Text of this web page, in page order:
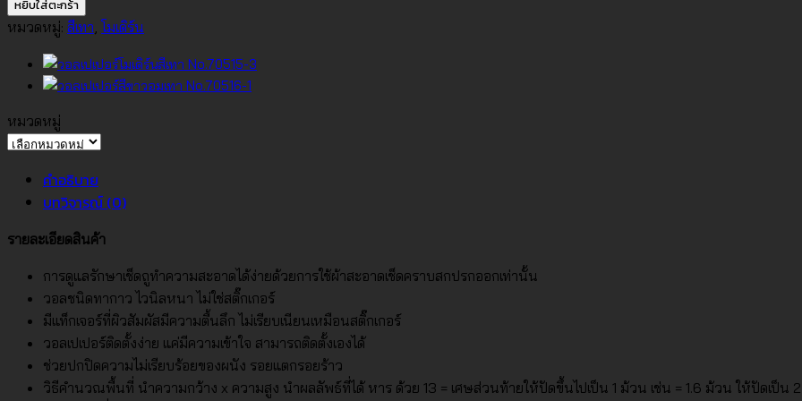
โม
สี
เทา
No.70523-
1
หยิบใส่ตะกร้า
หมวดหมู่: สีเทา โมเดิร์น
หมวดหมู่
หมวด
คำอธิบาย
บทวิจารณ์ (0)
รายละเอียดสินค้า
การดูแลรักษาเช็ดถูทำความสะอาดได้ง่ายด้วยการใช้ผ้าสะอาดเช็ดคราบสกปรกออกเท่านั้น
วอลชนิดทากาว ไวนิลหนา ไม่ใช่สติ๊กเกอร์
มีแท็กเจอร์ที่ผิวสัมผัสมีความตื้นลึก ไม่เรียบเนียนเหมือนสติ๊กเกอร์
วอลเปเปอร์ติดตั้งง่าย แค่มีความเข้าใจ สามารถติดตั้งเองได้
ช่วยปกปิดความไม่เรียบร้อยของผนัง รอยแตกรอยร้าว
วิธีคำนวณพื้นที่ นำความกว้าง x ความสูง นำผลลัพธ์ที่ได้ หาร ด้วย 13 = เศษส่วนท้ายให้ปัดขึ้นไปเป็น 1 ม้วน เช่น = 1.6 ม้วน ให้ปัดเป็น